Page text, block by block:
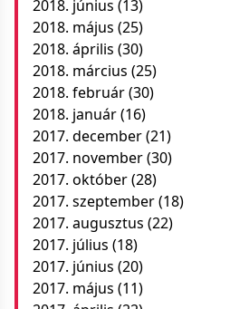
2018. június (13)
2018. május (25)
2018. április (30)
2018. március (25)
2018. február(30)
2018. január(16)
2017. december(21)
2017. november(30)
2017. október(28)
2017. szeptember(18)
2017. augusztus (22)
2017. július (18)
2017. június (20)
2017. május (11)